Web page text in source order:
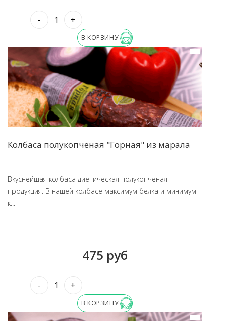
- +
В КОРЗИНУ
Колбаса полукопченая "Горная" из марала
Вкуснейшая колбаса диетическая полукопченая
продукция. В нашей колбасе максимум белка и минимум
к...
475 руб
- +
В КОРЗИНУ